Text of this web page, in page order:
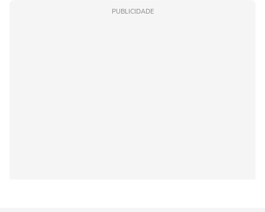
PUBLICIDADE